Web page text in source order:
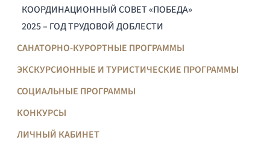
КООРДИНАЦИОННЫЙ СОВЕТ «ПОБЕДА»
2025 – ГОД ТРУДОВОЙ ДОБЛЕСТИ
САНАТОРНО-КУРОРТНЫЕ ПРОГРАММЫ
ЭКСКУРСИОННЫЕ И ТУРИСТИЧЕСКИЕ ПРОГРАММЫ
СОЦИАЛЬНЫЕ ПРОГРАММЫ
КОНКУРСЫ
ЛИЧНЫЙ КАБИНЕТ